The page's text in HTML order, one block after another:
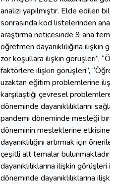
analizi yapılmıştır. Elde edilen
sonrasında kod listelerinden ana
araştırma neticesinde 9 ana
öğretmen dayanıklılığına ilişkin
zor koşullara ilişkin görüşleri”,
faktörlere ilişkin görüşleri”,
uzaktan eğitim problemlerine
karşılaştığı çevresel
döneminde dayanıklılıklarını
pandemi döneminde mesleği
döneminin mesleklerine etkisine
dayanıklılığını artırmak için
çeşitli alt temalar
dayanıklılıklarına ilişkin
döneminde dayanıklılıklarına